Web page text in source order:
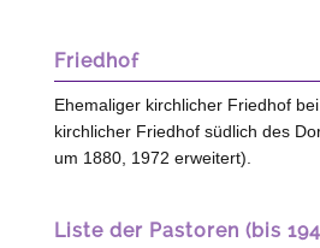
Friedhof
Ehemaliger kirchlicher Friedhof
kirchlicher Friedhof südlich des
um 1880, 1972 erweitert).
Liste der Pastoren (bis